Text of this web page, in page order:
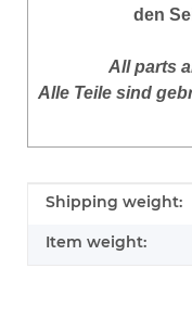
den
All parts
Alle Teile sind
Item information
Value
Shipping weight:
Item weight: